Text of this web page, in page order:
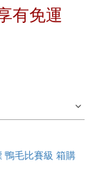
有免運